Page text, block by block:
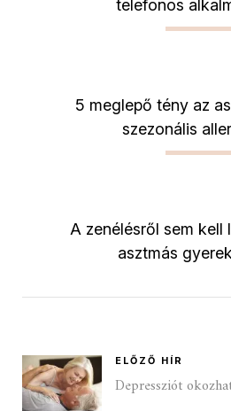
telefonos
5 meglepő tény az
szezonális
A zenélésről sem kell
asztmás
ELŐZŐ HÍR
Depressziót